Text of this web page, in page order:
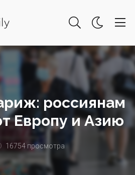
россиянам
Европу и Азию
16754 просмотра